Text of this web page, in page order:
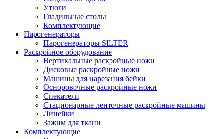
Утюги
Гладильные столы
Комплектующие
Парогенераторы
Парогенераторы SILTER
Раскройное оборудование
Вертикальные раскройные ножи
Дисковые раскройные ножи
Машины для нарезания бейки
Осноровочные раскройные ножи
Спекатели
Стационарные ленточные раскройные машины
Линейки
Зажим для ткани
Комплектующие